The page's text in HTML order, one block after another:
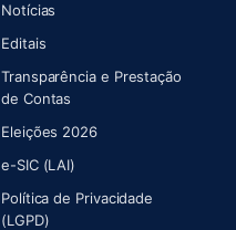
Notícias
Editais
Transparência e Prestação
de Contas
Eleições 2026
e-SIC (LAI)
Política de Privacidade
(LGPD)